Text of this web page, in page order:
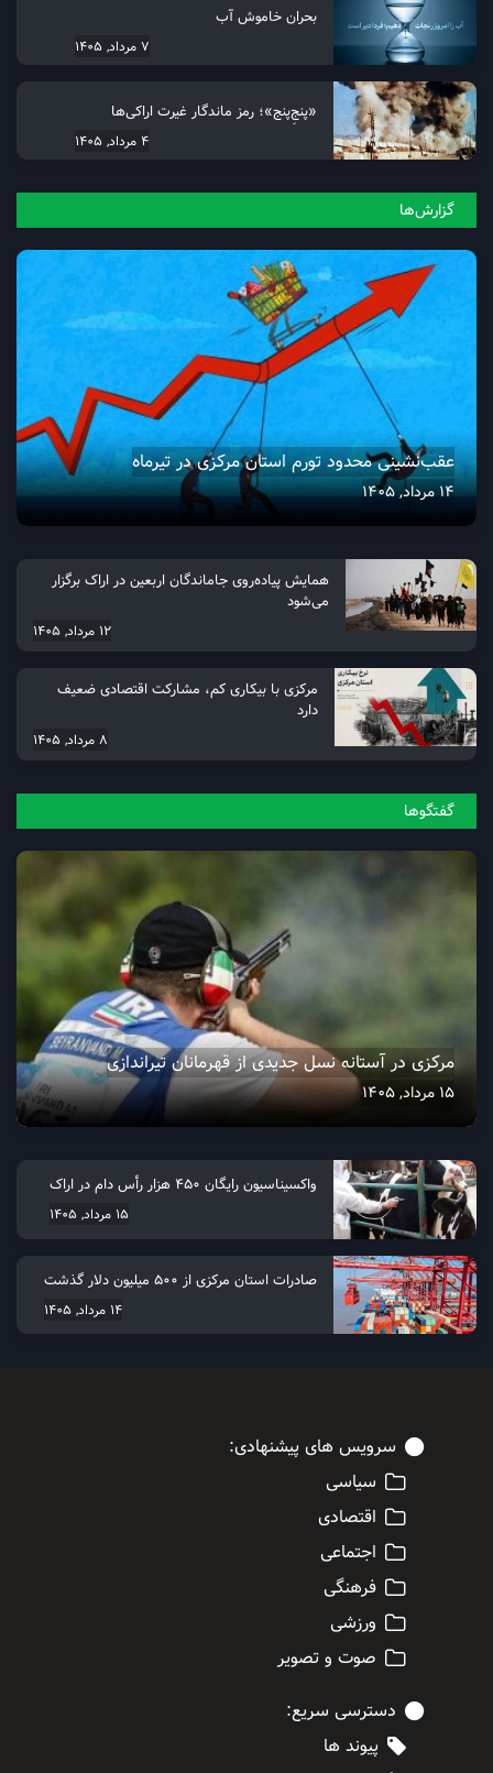
بحران خاموش آب
7 مرداد, 1405
«پنجِ‌پنج»؛ رمز ماندگار غیرت اراکی‌ها
4 مرداد, 1405
گزارش‌ها
عقب‌نشینی محدود تورم استان مرکزی در تیرماه
14 مرداد, 1405
همایش پیاده‌روی جاماندگان اربعین در اراک برگزار
می‌شود
12 مرداد, 1405
مرکزی با بیکاری کم، مشارکت اقتصادی ضعیف
دارد
8 مرداد, 1405
گفتگو‌ها
مرکزی در آستانه نسل جدیدی از قهرمانان تیراندازی
15 مرداد, 1405
واکسیناسیون رایگان ۴۵۰ هزار رأس دام در اراک
15 مرداد, 1405
صادرات استان مرکزی از 500 میلیون دلار گذشت
14 مرداد, 1405
سرویس های پیشنهادی:
سیاسی
اقتصادی
اجتماعی
فرهنگی
ورزشی
صوت و تصویر
دسترسی سریع:
پیوند ها